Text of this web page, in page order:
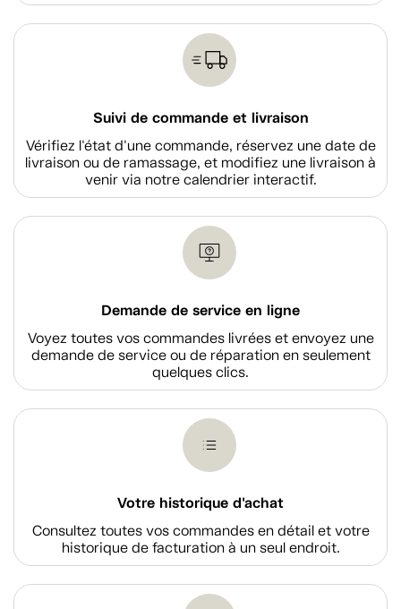
Suivi de commande et livraison
Vérifiez l'état d'une commande, réservez une date de
livraison ou de ramassage, et modifiez une livraison à
venir via notre calendrier interactif.
Demande de service en ligne
Voyez toutes vos commandes livrées et envoyez une
demande de service ou de réparation en seulement
quelques clics.
Votre historique d'achat
Consultez toutes vos commandes en détail et votre
historique de facturation à un seul endroit.